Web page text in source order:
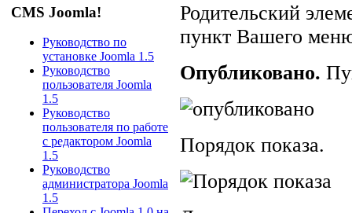
CMS Joomla!
Руководство по
установке Joomla 1.5
Руководство
пользователя Joomla
1.5
Руководство
пользователя по работе
с редактором Joomla
1.5
Руководство
администратора Joomla
1.5
Родительский
пункт Вашего
Опубликовано.
Порядок показа.